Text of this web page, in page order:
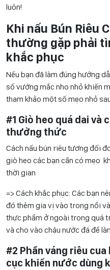
luôn!
Khi nấu Bún Riêu
thường gặp phải
khắc phục
Nếu bạn đã làm đúng hướng
số vướng mắc nho nhỏ khiến
tham khảo một số mẹo nhỏ
#1 Giò heo quá dai
thưởng thức
Cách nấu bún riêu tương đối
giò heo các bạn cần có mẹo
thời gian
=> Cách khắc phục: Các bạn
đó thêm gia vị vào trong nồi
thực phẩm ở ngoài trong quá
và cho vào chậu nước đá để
#2 Phần váng riêu
cục khiến nước dùng